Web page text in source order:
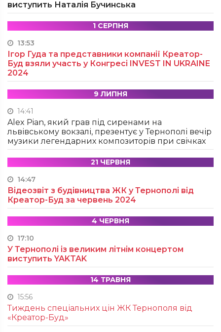
виступить Наталія Бучинська
1 СЕРПНЯ
13:53
Ігор Гуда та представники компанії Креатор-
Буд взяли участь у Конгресі INVEST IN UKRAINE
2024
9 ЛИПНЯ
14:41
Alex Pian, який грав під сиренами на
львівському вокзалі, презентує у Тернополі вечір
музики легендарних композиторів при свічках
21 ЧЕРВНЯ
14:47
Відеозвіт з будівництва ЖК у Тернополі від
Креатор-Буд за червень 2024
4 ЧЕРВНЯ
17:10
У Тернополі із великим літнім концертом
виступить YAKTAK
14 ТРАВНЯ
15:56
Тиждень спеціальних цін ЖК Тернополя від
«Креатор-Буд»